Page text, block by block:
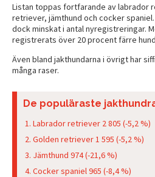
De populäraste
Labrador retriever 2 805 (-5,2 %)
Golden retriever 1 595 (-5,2 %)
Jämthund 974 (-21,6 %)
Cocker spaniel 965 (-8,4 %)
Listan toppas fortfarande av labrador
retriever, jämthund och cocker
dock minskat i antal nyregistreringar.
registrerats över 20 procent färre
Även bland jakthundarna i övrigt har
många raser.